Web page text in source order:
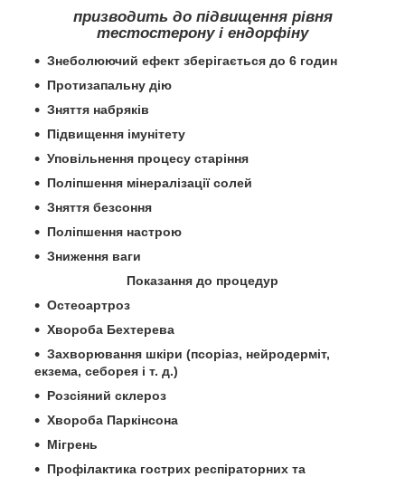
призводить до підвищення рівня
тестостерону і ендорфіну
Знеболюючий ефект зберігається до 6 годин
Протизапальну дію
Зняття набряків
Підвищення імунітету
Уповільнення процесу старіння
Поліпшення мінералізації солей
Зняття безсоння
Поліпшення настрою
Зниження ваги
Показання до процедур
Остеоартроз
Хвороба Бехтерева
Захворювання шкіри (псоріаз, нейродерміт,
екзема, себорея і т. д.)
Розсіяний склероз
Хвороба Паркінсона
Мігрень
Профілактика гострих респіраторних та